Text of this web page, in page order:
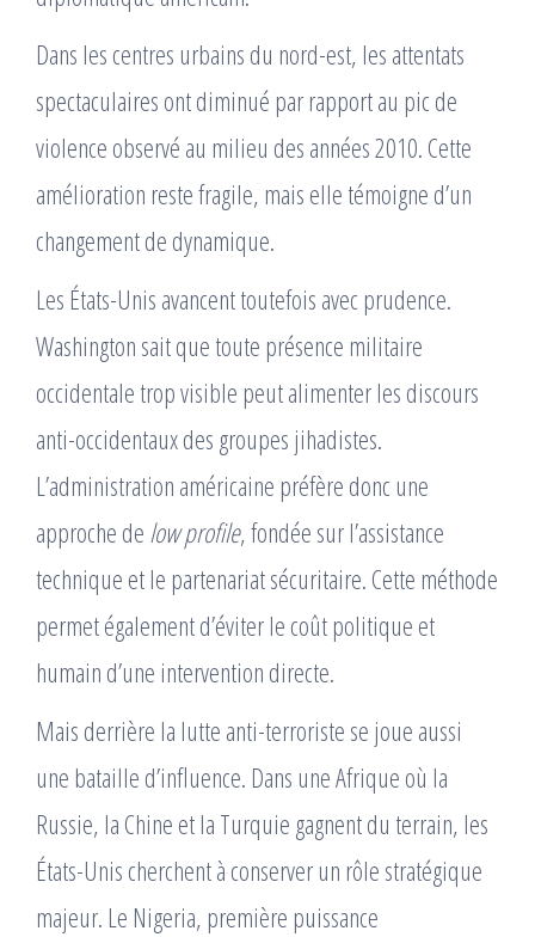
Dans les centres urbains du nord-est, les attentats
spectaculaires ont diminué par rapport au pic de
violence observé au milieu des années 2010. Cette
amélioration reste fragile, mais elle témoigne d’un
changement de dynamique.
Les États-Unis avancent toutefois avec prudence.
Washington sait que toute présence militaire
occidentale trop visible peut alimenter les discours
anti-occidentaux des groupes jihadistes.
L’administration américaine préfère donc une
approche de low profile, fondée sur l’assistance
technique et le partenariat sécuritaire. Cette méthode
permet également d’éviter le coût politique et
humain d’une intervention directe.
Mais derrière la lutte anti-terroriste se joue aussi
une bataille d’influence. Dans une Afrique où la
Russie, la Chine et la Turquie gagnent du terrain, les
États-Unis cherchent à conserver un rôle stratégique
majeur. Le Nigeria, première puissance